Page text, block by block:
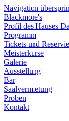
Navigation
Blackmore's
Profil des Hauses
Programm
Tickets und
Meisterkurse
Galerie
Ausstellung
Bar
Saalvermietung
Proben
Kontakt